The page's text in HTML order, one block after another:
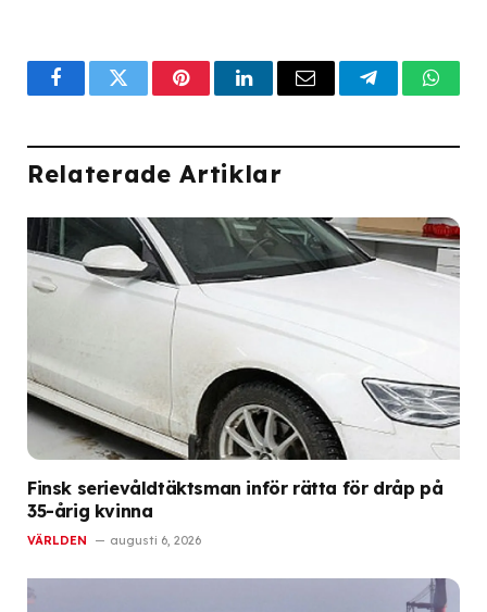
FacebookTwitterPinterestLinkedInEmail Telegram
Relaterade Artiklar
Finsk serievåldtäktsman inför rätta för dråp på
35-årig kvinna
VÄRLDEN augusti 6, 2026